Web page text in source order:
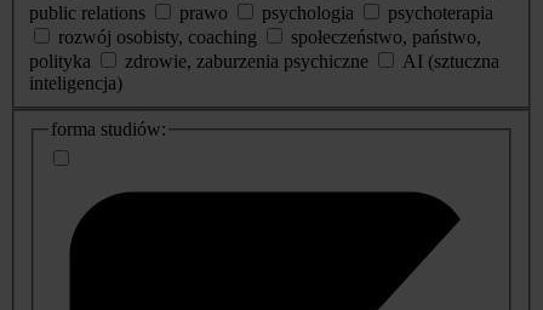
public relations
prawo psychologia
psychoterapia
rozwój osobisty, coaching
społeczeństwo, państwo,
polityka
zdrowie, zaburzenia psychiczne
AI (sztuczna
inteligencja)
dodatkowe
informacje
forma studiów: